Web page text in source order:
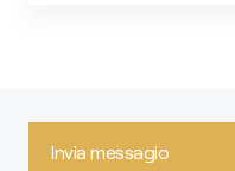
Invia messagio